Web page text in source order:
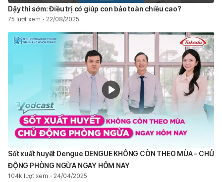
Dậy thì sớm: Điều trị có giúp con bảo toàn chiều cao?
75 lượt xem 22/08/2025
Sốt xuất huyết Dengue DENGUE KHÔNG CÒN THEO MÙA - CHỦ
ĐỘNG PHÒNG NGỪA NGAY HÔM NAY ​
104k lượt xem 24/04/2025